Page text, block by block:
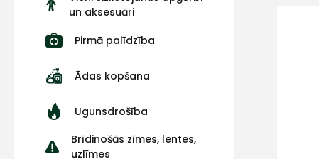
un aksesuāri
Pirmā palīdzība
Ādas kopšana
Ugunsdrošība
Brīdinošās zīmes, lentes,
uzlīmes